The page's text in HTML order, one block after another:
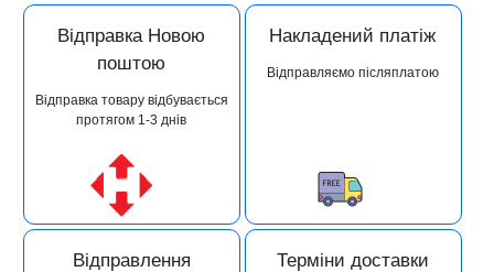
Відправка Новою
поштою
Відправка товару відбувається
протягом 1-3 днів
Накладений платіж
Відправляємо післяплатою
Відправлення
Терміни доставки